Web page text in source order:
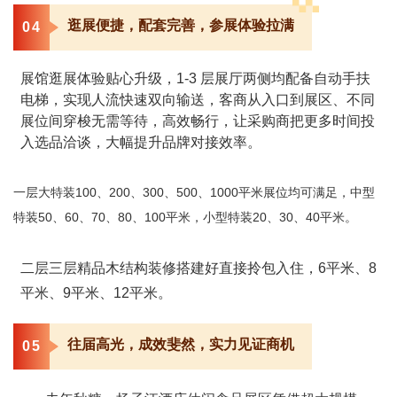
04 逛展便捷，配套完善，参展体验拉满
展馆逛展体验贴心升级，1-3 层展厅两侧均配备自动手扶
电梯，实现人流快速双向输送，客商从入口到展区、不同
展位间穿梭无需等待，高效畅行，让采购商把更多时间投
入选品洽谈，大幅提升品牌对接效率。
一层大特装100、200、300、500、1000平米展位均可满足，中型
特装50、60、70、80、100平米，小型特装20、30、40平米。
二层三层精品木结构装修搭建好直接拎包入住，6平米、8
平米、9平米、12平米。
05 往届高光，成效斐然，实力见证商机